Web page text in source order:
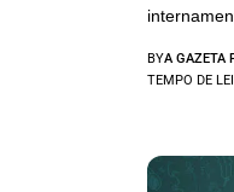
BYA GAZETA
TEMPO DE